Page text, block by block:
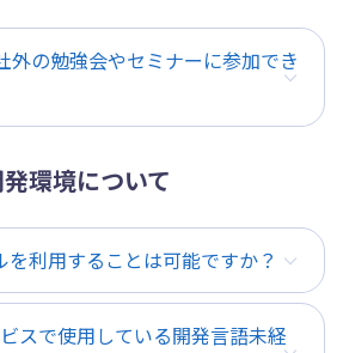
外の勉強会やセミナーに参加でき
環境について
を利用することは可能ですか？
スで使用している開発言語未経